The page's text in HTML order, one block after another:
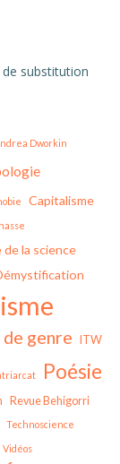
substitution
Dworkin
Capitalisme
la science
genre ITW
Poésie
Revue Behigorri
Technoscience
Vidéos